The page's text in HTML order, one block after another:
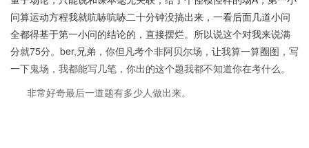
问算运动方程我就吭哧吭哧二十分钟没搞出来，一看后面几道小问
全都得基于第一小问的结论的，直接摆烂。所以说这个对我来说满
分就75分。ber,兄弟，你但凡考个非阿贝尔场，让我算一算圈图，写
一下鬼场，我都能写几笔，你出的这个题我都不知道你在考什么。
非常好奇最后一道题有多少人做出来。